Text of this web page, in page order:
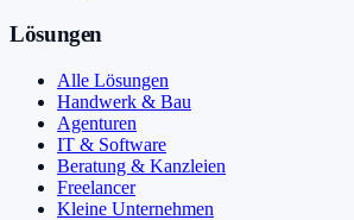
Lösungen
Alle Lösungen
Handwerk & Bau
Agenturen
IT & Software
Beratung & Kanzleien
Freelancer
Kleine Unternehmen